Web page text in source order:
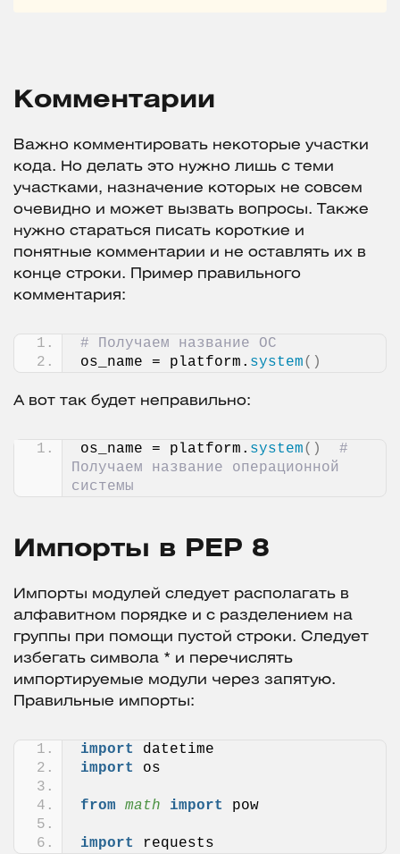
Комментарии
Важно комментировать некоторые участки
кода. Но делать это нужно лишь с теми
участками, назначение которых не совсем
очевидно и может вызвать вопросы. Также
нужно стараться писать короткие и
понятные комментарии и не оставлять их в
конце строки. Пример правильного
комментария:
# Получаем название ОС
os_name = platform. system()
А вот так будет неправильно:
os_name = platform. system()
#
Получаем название операционной
системы
Импорты в PEP 8
Импорты модулей следует располагать в
алфавитном порядке и с разделением на
группы при помощи пустой строки. Следует
избегать символа * и перечислять
импортируемые модули через запятую.
Правильные импорты:
import
datetime
import
os
from math import pow
import requests